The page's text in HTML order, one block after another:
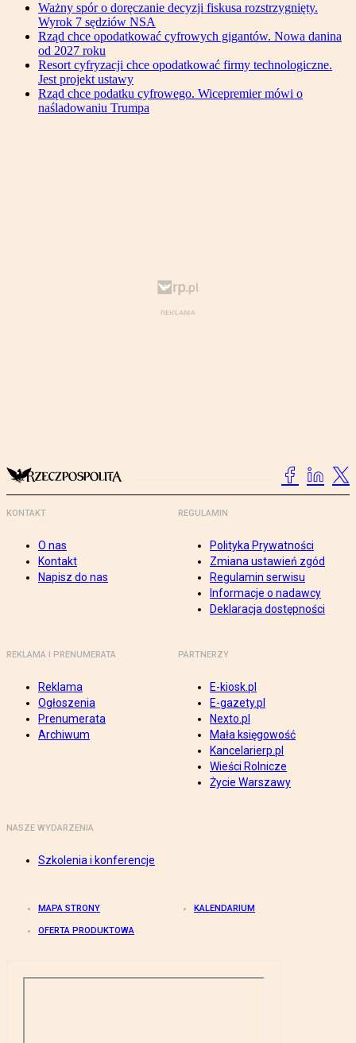
Ważny spór o doręczanie decyzji fiskusa rozstrzygnięty.
Wyrok 7 sędziów NSA
Rząd chce opodatkować cyfrowych gigantów. Nowa danina
od 2027 roku
Resort cyfryzacji chce opodatkować firmy technologiczne.
Jest projekt ustawy
Rząd chce podatku cyfrowego. Wicepremier mówi o
naśladowaniu Trumpa
KONTAKT
O nas
Kontakt
Napisz do nas
REGULAMIN
Polityka Prywatności
Zmiana ustawień zgód
Regulamin serwisu
Informacje o nadawcy
Deklaracja dostępności
REKLAMA I PRENUMERATA
Reklama
Ogłoszenia
Prenumerata
Archiwum
PARTNERZY
E-kiosk.pl
E-gazety.pl
Nexto.pl
Mała księgowość
Kancelarierp.pl
Wieści Rolnicze
Życie Warszawy
NASZE WYDARZENIA
Szkolenia i konferencje
MAPA STRONY KALENDARIUM
OFERTA PRODUKTOWA